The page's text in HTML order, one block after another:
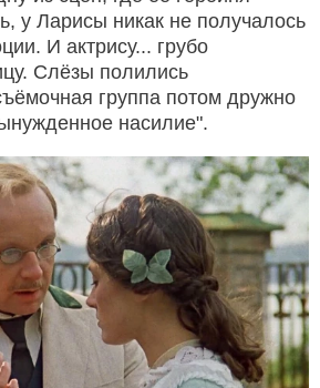
у Ларисы никак не получалось
И актрису... грубо
Слёзы полились
группа потом дружно
насилие".